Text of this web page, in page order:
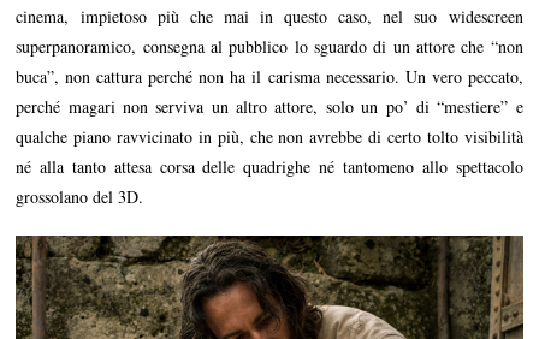
cinema, impietoso più che mai in questo caso, nel suo widescreen
superpanoramico, consegna al pubblico lo sguardo di un attore che “non
buca”, non cattura perché non ha il carisma necessario. Un vero peccato,
perché magari non serviva un altro attore, solo un po’ di “mestiere” e
qualche piano ravvicinato in più, che non avrebbe di certo tolto visibilità
né alla tanto attesa corsa delle quadrighe né tantomeno allo spettacolo
grossolano del 3D.